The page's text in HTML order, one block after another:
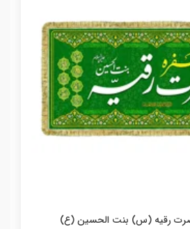
رقیه (س) بنت الحسین (ع)